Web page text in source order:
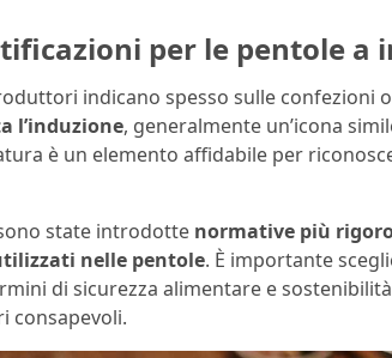
per le pentole a
indicano spesso sulle confezioni
l’induzione, generalmente un’icona
è un elemento affidabile per
state introdotte normative più
nelle pentole. È importante
di sicurezza alimentare e
consapevoli.